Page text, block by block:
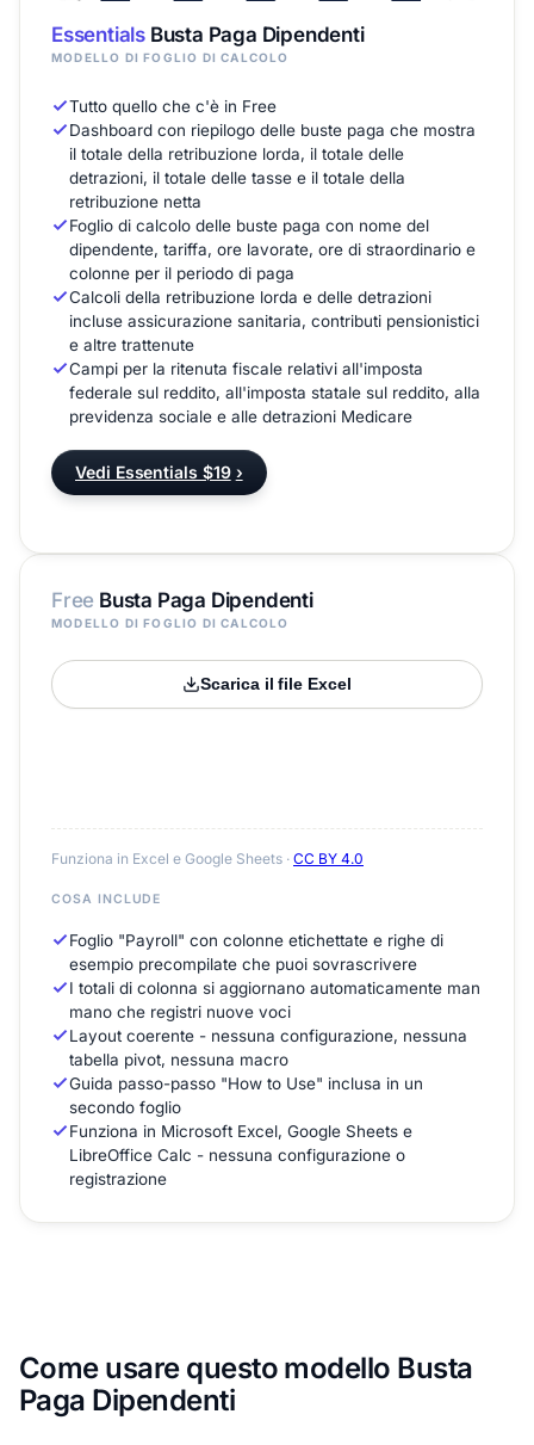
Free Busta Paga Dipendenti
MODELLO DI FOGLIO DI CALCOLO
Scarica il file Excel
Funziona in Excel e Google Sheets · CC BY 4.0
COSA INCLUDE
Foglio "Payroll" con colonne etichettate e righe di
esempio precompilate che puoi sovrascrivere
I totali di colonna si aggiornano automaticamente man
mano che registri nuove voci
Layout coerente - nessuna configurazione, nessuna
tabella pivot, nessuna macro
Guida passo-passo "How to Use" inclusa in un
secondo foglio
Funziona in Microsoft Excel, Google Sheets e
LibreOffice Calc - nessuna configurazione o
registrazione
EssentialsBusta Paga Dipendenti
MODELLO DI FOGLIO DI CALCOLO
Tutto quello che c'è in Free
Dashboard con riepilogo delle buste paga che mostra
il totale della retribuzione lorda, il totale delle
detrazioni, il totale delle tasse e il totale della
retribuzione netta
Foglio di calcolo delle buste paga con nome del
dipendente, tariffa, ore lavorate, ore di straordinario e
colonne per il periodo di paga
Calcoli della retribuzione lorda e delle detrazioni
incluse assicurazione sanitaria, contributi pensionistici
e altre trattenute
Campi per la ritenuta fiscale relativi all'imposta
federale sul reddito, all'imposta statale sul reddito, alla
previdenza sociale e alle detrazioni Medicare
Vedi Essentials $19 ›
Come usare questo modello Busta
Paga Dipendenti